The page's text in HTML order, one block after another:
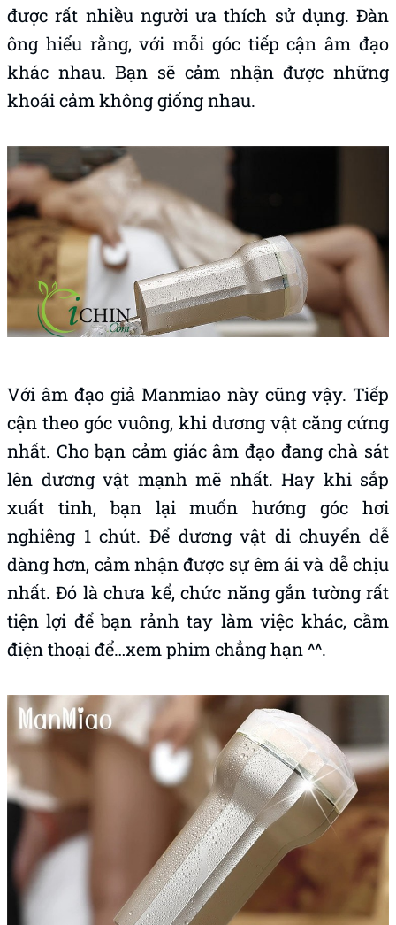
được rất nhiều người ưa thích sử dụng. Đàn
ông hiểu rằng, với mỗi góc tiếp cận âm đạo
khác nhau. Bạn sẽ cảm nhận được những
khoái cảm không giống nhau.
Với âm đạo giả Manmiao này cũng vậy. Tiếp
cận theo góc vuông, khi dương vật căng cứng
nhất. Cho bạn cảm giác âm đạo đang chà sát
lên dương vật mạnh mẽ nhất. Hay khi sắp
xuất tinh, bạn lại muốn hướng góc hơi
nghiêng 1 chút. Để dương vật di chuyển dễ
dàng hơn, cảm nhận được sự êm ái và dễ chịu
nhất. Đó là chưa kể, chức năng gắn tường rất
tiện lợi để bạn rảnh tay làm việc khác, cầm
điện thoại để…xem phim chẳng hạn ^^.